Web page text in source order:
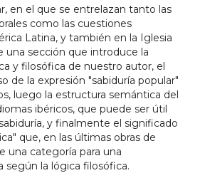
en el que se entrelazan tanto las
como las cuestiones
Latina, y también en la Iglesia
una sección que introduce la
y filosófica de nuestro autor, el
de la expresión "sabiduría popular"
luego la estructura semántica del
ibéricos, que puede ser útil
y finalmente el significado
que, en las últimas obras de
una categoría para una
según la lógica filosófica.